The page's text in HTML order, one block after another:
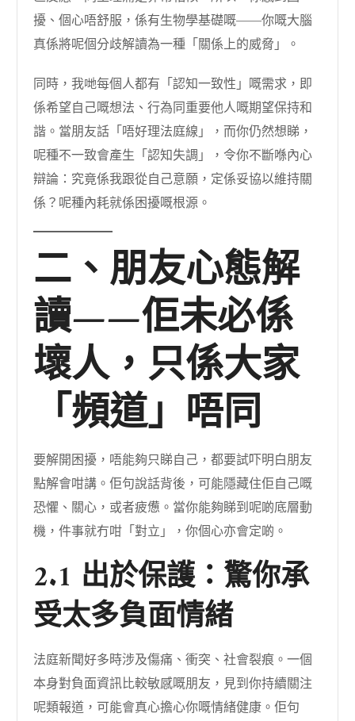
擾、個心唔舒服，係有生物學基礎嘅——你嘅大腦
真係將呢個分歧解讀為一種「關係上的威脅」。
同時，我哋每個人都有「認知一致性」嘅需求，即
係希望自己嘅想法、行為同重要他人嘅期望保持和
諧。當朋友話「唔好理法庭線」，而你仍然想睇，
呢種不一致會產生「認知失調」，令你不斷喺內心
辯論：究竟係我跟從自己意願，定係妥協以維持關
係？呢種內耗就係困擾嘅根源。
二、朋友心態解
讀——佢未必係
壞人，只係大家
「頻道」唔同
要解開困擾，唔能夠只睇自己，都要試吓明白朋友
點解會咁講。佢句說話背後，可能隱藏住佢自己嘅
恐懼、關心，或者疲憊。當你能夠睇到呢啲底層動
機，件事就冇咁「對立」，你個心亦會定啲。
2.1 出於保護：驚你承
受太多負面情緒
法庭新聞好多時涉及傷痛、衝突、社會裂痕。一個
本身對負面資訊比較敏感嘅朋友，見到你持續關注
呢類報道，可能會真心擔心你嘅情緒健康。佢句